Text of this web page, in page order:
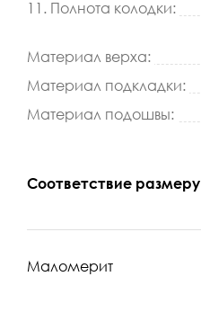
11. Полнота колодки:
Материал верха:
Материал подкладки:
Материал подошвы:
Соответствие
Маломерит